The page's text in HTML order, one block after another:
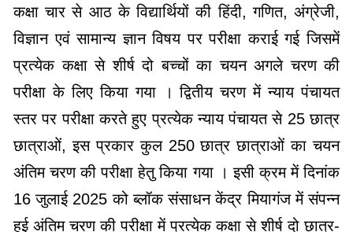
कक्षा चार से आठ के विद्यार्थियों की हिंदी, गणित, अंग्रेजी,
विज्ञान एवं सामान्य ज्ञान विषय पर परीक्षा कराई गई जिसमें
प्रत्येक कक्षा से शीर्ष दो बच्चों का चयन अगले चरण की
परीक्षा के लिए किया गया । द्वितीय चरण में न्याय पंचायत
स्तर पर परीक्षा करते हुए प्रत्येक न्याय पंचायत से 25 छात्र
छात्राओं, इस प्रकार कुल 250 छात्र छात्राओं का चयन
अंतिम चरण की परीक्षा हेतु किया गया । इसी क्रम में दिनांक
16 जुलाई 2025 को ब्लॉक संसाधन केंद्र मियागंज में संपन्न
हुई अंतिम चरण की परीक्षा में प्रत्येक कक्षा से शीर्ष दो छात्र-